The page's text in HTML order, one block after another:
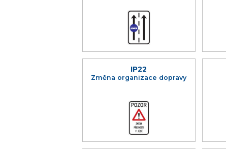
IP22
Změna organizace dopravy